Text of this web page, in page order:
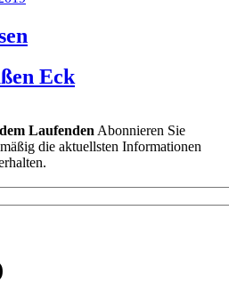
Eck
Laufenden Abonnieren Sie
die aktuellsten Informationen